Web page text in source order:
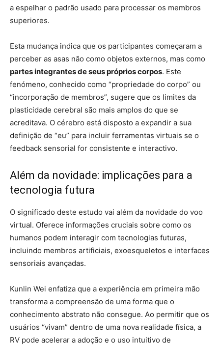
a espelhar o padrão usado para processar os membros
superiores.
Esta mudança indica que os participantes começaram a
perceber as asas não como objetos externos, mas como
partes integrantes de seus próprios corpos. Este
fenómeno, conhecido como “propriedade do corpo” ou
“incorporação de membros”, sugere que os limites da
plasticidade cerebral são mais amplos do que se
acreditava. O cérebro está disposto a expandir a sua
definição de “eu” para incluir ferramentas virtuais se o
feedback sensorial for consistente e interactivo.
Além da novidade: implicações para a
tecnologia futura
O significado deste estudo vai além da novidade do voo
virtual. Oferece informações cruciais sobre como os
humanos podem interagir com tecnologias futuras,
incluindo membros artificiais, exoesqueletos e interfaces
sensoriais avançadas.
Kunlin Wei enfatiza que a experiência em primeira mão
transforma a compreensão de uma forma que o
conhecimento abstrato não consegue. Ao permitir que os
usuários “vivam” dentro de uma nova realidade física, a
RV pode acelerar a adoção e o uso intuitivo de